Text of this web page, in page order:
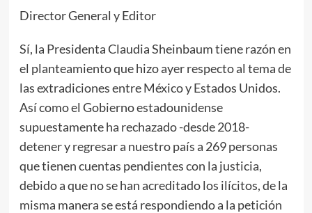
Director General y Editor
Sí, la Presidenta Claudia Sheinbaum tiene razón en
el planteamiento que hizo ayer respecto al tema de
las extradiciones entre México y Estados Unidos.
Así como el Gobierno estadounidense
supuestamente ha rechazado -desde 2018-
detener y regresar a nuestro país a 269 personas
que tienen cuentas pendientes con la justicia,
debido a que no se han acreditado los ilícitos, de la
misma manera se está respondiendo a la petición